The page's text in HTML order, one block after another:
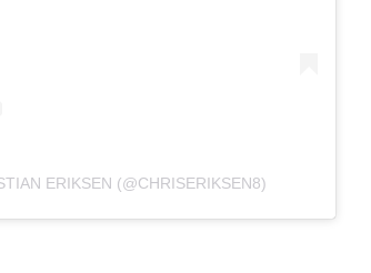
ERIKSEN (@CHRISERIKSEN8)